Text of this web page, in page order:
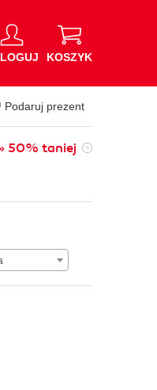
KOSZYK
Podaruj prezent
50% taniej